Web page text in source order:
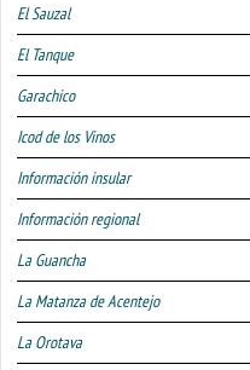
El Sauzal
El Tanque
Garachico
Icod de los Vinos
Información insular
Información regional
La Guancha
La Matanza de Acentejo
La Orotava